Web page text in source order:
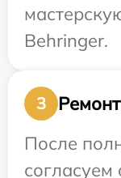
Behringer.
3
После
согласуем